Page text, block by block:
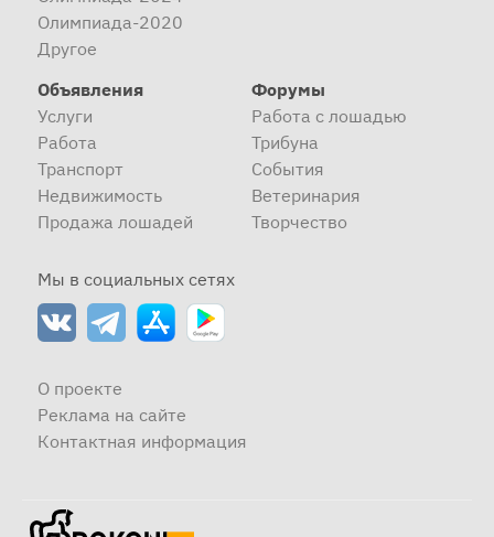
Олимпиада-2020
Другое
Объявления
Услуги
Работа
Транспорт
Недвижимость
Продажа лошадей
Форумы
Работа с лошадью
Трибуна
События
Ветеринария
Творчество
Мы в социальных сетях
О проекте
Реклама на сайте
Контактная информация